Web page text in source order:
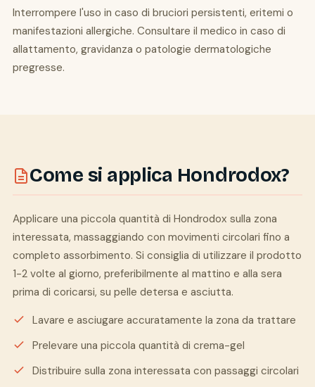
Interrompere l'uso in caso di bruciori persistenti, eritemi o
manifestazioni allergiche. Consultare il medico in caso di
allattamento, gravidanza o patologie dermatologiche
pregresse.
Come si applica Hondrodox?
Applicare una piccola quantità di Hondrodox sulla zona
interessata, massaggiando con movimenti circolari fino a
completo assorbimento. Si consiglia di utilizzare il prodotto
1-2 volte al giorno, preferibilmente al mattino e alla sera
prima di coricarsi, su pelle detersa e asciutta.
Lavare e asciugare accuratamente la zona da trattare
Prelevare una piccola quantità di crema-gel
Distribuire sulla zona interessata con passaggi circolari